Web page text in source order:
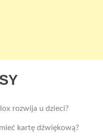
rozwija u dzieci?
kartę dźwiękową?